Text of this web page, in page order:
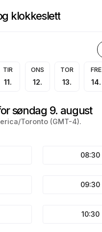
klokkeslett
TIR
11.
ONS
12.
TOR
13.
FRE
14.
søndag 9. august
Toronto (GMT-4).
08:30
09:30
10:30